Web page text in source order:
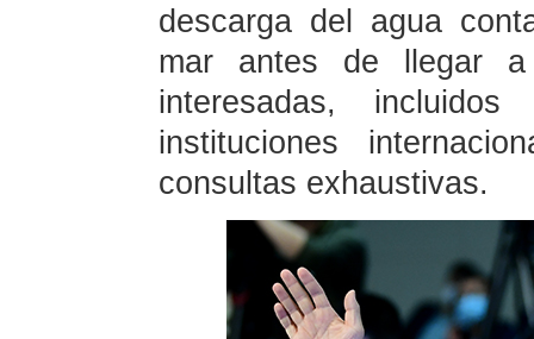
descarga del agua
mar antes de llegar
interesadas,
instituciones
consultas exhaustivas.